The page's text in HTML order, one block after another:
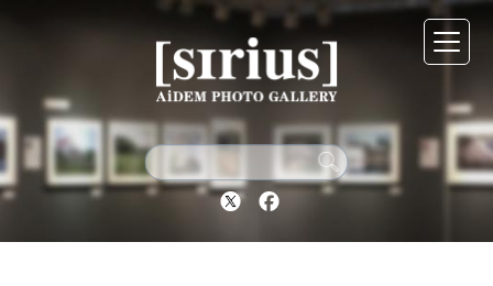
Twitter Facebook
シリウスについて
展示スケジュール